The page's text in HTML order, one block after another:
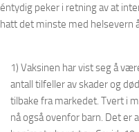
éntydig peker i retning av at
hatt det minste med helsevern
1) Vaksinen har vist seg å
antall tilfeller av skader og
tilbake fra markedet. Tvert i
nå også ovenfor barn. Det er